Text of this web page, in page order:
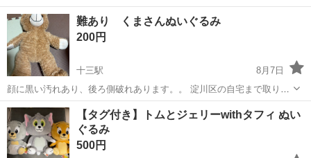
難あり くまさんぬいぐるみ
200円
十三駅
8月7日
顔に黒い汚れあり、後ろ側破れあります。。 淀川区の自宅まで取りに
来ていただける方よろしくお願いします！
大阪 大阪市 十三駅 おもちゃ
【タグ付き】トムとジェリーwithタフィ ぬい
ぐるみ
500円